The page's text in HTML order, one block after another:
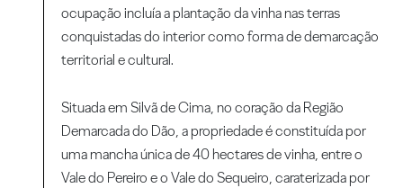
ocupação incluía a plantação da vinha nas terras
conquistadas do interior como forma de demarcação
territorial e cultural.
Situada em Silvã de Cima, no coração da Região
Demarcada do Dão, a propriedade é constituída por
uma mancha única de 40 hectares de vinha, entre o
Vale do Pereiro e o Vale do Sequeiro, caraterizada por